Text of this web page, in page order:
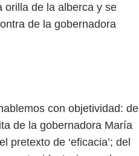
orilla de la alberca y se
de la gobernadora
con objetividad: de
de la gobernadora María
pretexto de ‘eficacia’; del